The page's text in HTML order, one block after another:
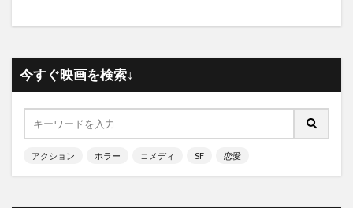
今すぐ映画を検索↓
アクション ホラー コメディ SF 恋愛